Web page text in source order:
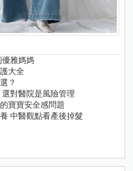
優雅媽媽
大全
？
對醫院是風險管理
寶寶安全感問題
中醫觀點看產後掉髮